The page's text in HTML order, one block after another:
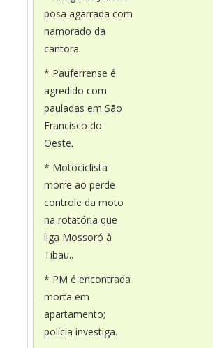
posa agarrada com
namorado da
cantora.
* Pauferrense é
agredido com
pauladas em São
Francisco do
Oeste.
* Motociclista
morre ao perde
controle da moto
na rotatória que
liga Mossoró à
Tibau..
* PM é encontrada
morta em
apartamento;
polícia investiga.